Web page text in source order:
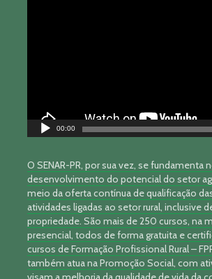
00:00
O SENAR-PR, por sua vez, se fundamenta
desenvolvimento do potencial do setor
meio da oferta contínua de qualificação
atividades ligadas ao setor rural, inclusive
propriedade. São mais de 250 cursos, na
presencial, todos de forma gratuita e
cursos de Formação Profissional Rural –
também atua na Promoção Social, com